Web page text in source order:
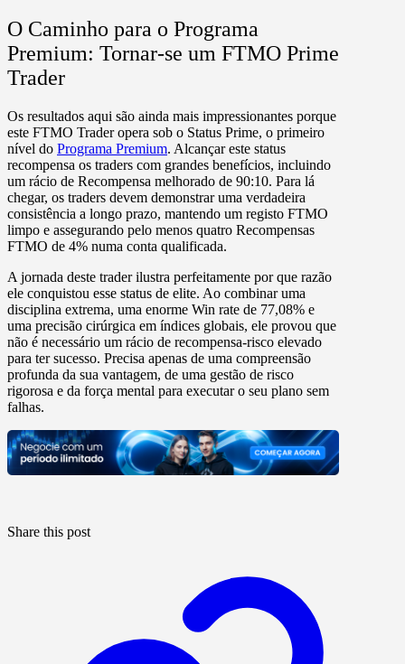
O Caminho para o Programa
Premium: Tornar-se um FTMO Prime
Trader
Os resultados aqui são ainda mais impressionantes porque
este FTMO Trader opera sob o Status Prime, o primeiro
nível do Programa Premium. Alcançar este status
recompensa os traders com grandes benefícios, incluindo
um rácio de Recompensa melhorado de 90:10. Para lá
chegar, os traders devem demonstrar uma verdadeira
consistência a longo prazo, mantendo um registo FTMO
limpo e assegurando pelo menos quatro Recompensas
FTMO de 4% numa conta qualificada.
A jornada deste trader ilustra perfeitamente por que razão
ele conquistou esse status de elite. Ao combinar uma
disciplina extrema, uma enorme Win rate de 77,08% e
uma precisão cirúrgica em índices globais, ele provou que
não é necessário um rácio de recompensa-risco elevado
para ter sucesso. Precisa apenas de uma compreensão
profunda da sua vantagem, de uma gestão de risco
rigorosa e da força mental para executar o seu plano sem
falhas.
Share this post